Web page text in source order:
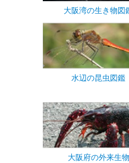
大阪湾の生き物図
水辺の昆虫図鑑
大阪府の外来生物